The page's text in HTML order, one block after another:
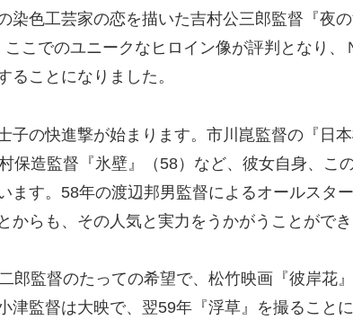
染色工芸家の恋を描いた吉村公三郎監督『夜
ここでのユニークなヒロイン像が評判となり
ることになりました。
子の快進撃が始まります。市川崑監督の『日
保造監督『氷壁』（58）など、彼女自身、こ
ます。58年の渡辺邦男監督によるオールスタ
からも、その人気と実力をうかがうことができ
郎監督のたっての希望で、松竹映画『彼岸花
津監督は大映で、翌59年『浮草』を撮ることに